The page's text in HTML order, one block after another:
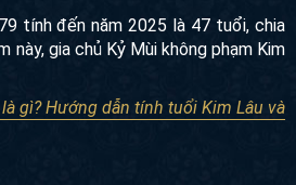
Tử, con cái gia chủ gặp hạn
Súc, gây hại cho vật nuôi
tính đến năm 2025 là 47 tuổi, chia
này, gia chủ Kỷ Mùi không phạm